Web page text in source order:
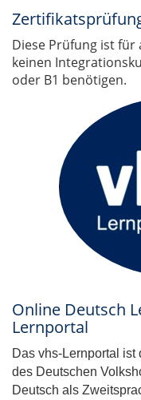
Diese Prüfung ist für
keinen
oder B1 benötigen.
Online Deutsch
Lernportal
Das vhs-Lernportal
des Deutschen
Deutsch als